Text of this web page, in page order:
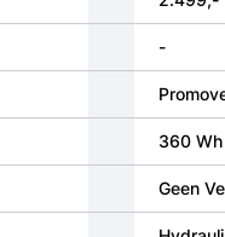
-
360 Wh
Geen